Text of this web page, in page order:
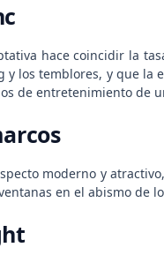
hace coincidir la
los temblores, y que la
de entretenimiento de
moderno y
en el abismo de